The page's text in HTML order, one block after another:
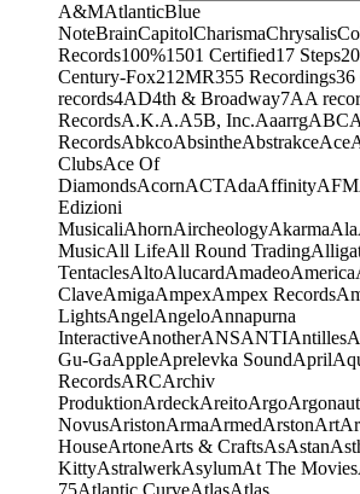
A&MAtlanticBlue
NoteBrainCapitolCharismaChrysalis
Records100%1501 Certified17 Steps
Century-Fox21 2MR355 Recordings36
records4AD4th & Broadway7AA
RecordsA.K.A.A5B, Inc.AaarrgABC
RecordsAbkcoAbsintheAbstrakceAce
ClubsAce Of
DiamondsAcornACTAdaAffinityAFM
Edizioni
MusicaliAhornAircheologyAkarmaAla
MusicAll LifeAll Round Trading
TentaclesAltoAlucardAmadeoAmerica
ClaveAmigaAmpexAmpex Records
LightsAngelAngeloAnnapurna
InteractiveAnotherANSANTIAntilles
Gu-GaAppleAprelevka SoundApril
RecordsARCArchiv
ProduktionArdeckAreitoArgo
NovusAristonArmaArmedArstonArt
HouseArtoneArts & CraftsAsAstan
KittyAstralwerkAsylumAt The Movies